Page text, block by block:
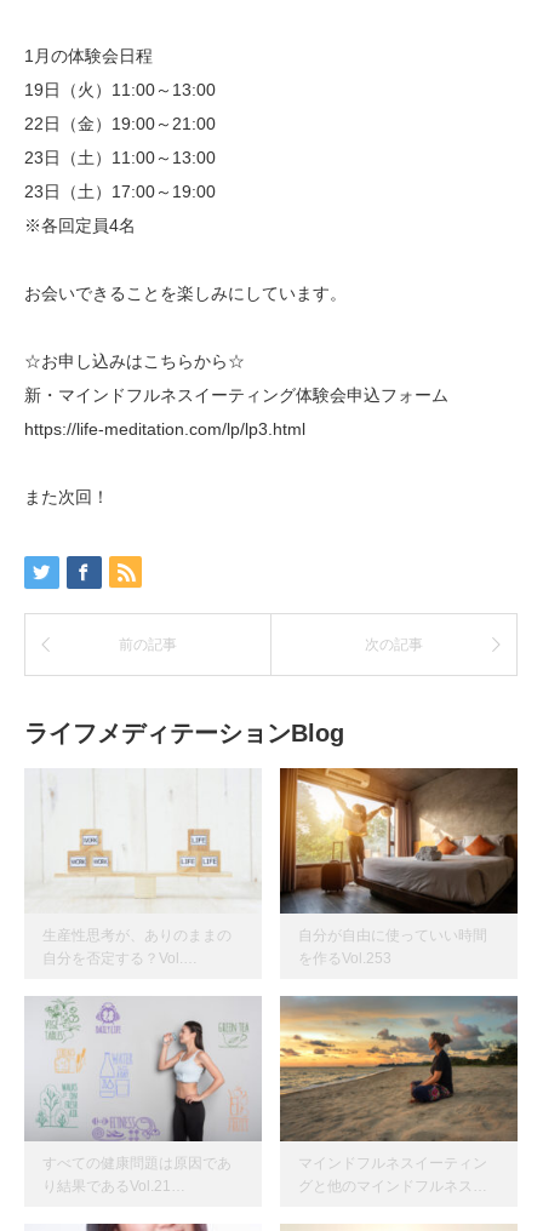
1月の体験会日程
19日（火）11:00～13:00
22日（金）19:00～21:00
23日（土）11:00～13:00
23日（土）17:00～19:00
※各回定員4名
お会いできることを楽しみにしています。
☆お申し込みはこちらから☆
新・マインドフルネスイーティング体験会申込フォーム
https://life-meditation.com/lp/lp3.html
また次回！
前の記事 次の記事
ライフメディテーションBlog
生産性思考が、ありのままの
自分を否定する？Vol.…
自分が自由に使っていい時間
を作るVol.253
すべての健康問題は原因であ
り結果であるVol.21…
マインドフルネスイーティン
グと他のマインドフルネス…